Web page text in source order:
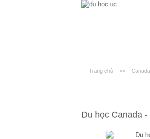
Trang chủ >> Canada
Du học Canada